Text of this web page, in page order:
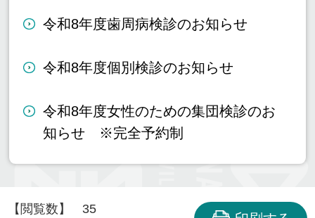
令和8年度歯周病検診のお知らせ
令和8年度個別検診のお知らせ
令和8年度女性のための集団検診のお
知らせ ※完全予約制
【閲覧数】
35